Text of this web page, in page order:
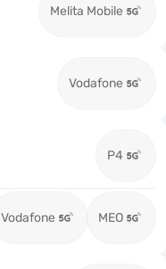
Melita Mobile
Vodafone
P4
Vodafone MEO